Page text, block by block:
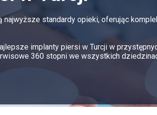
najwyższe standardy opieki, oferując
implanty piersi w Turcji w
360 stopni we wszystkich